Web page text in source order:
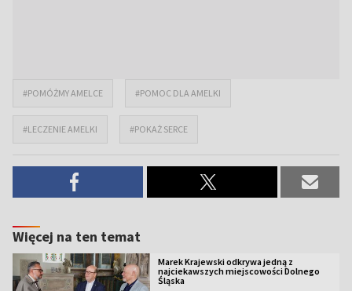
#POMÓŻMY AMELCE #POMOC DLA AMELKI
#LECZENIE AMELKI #POKAŻ SERCE
Więcej na ten temat
Marek Krajewski odkrywa jedną z
najciekawszych miejscowości Dolnego
Śląska